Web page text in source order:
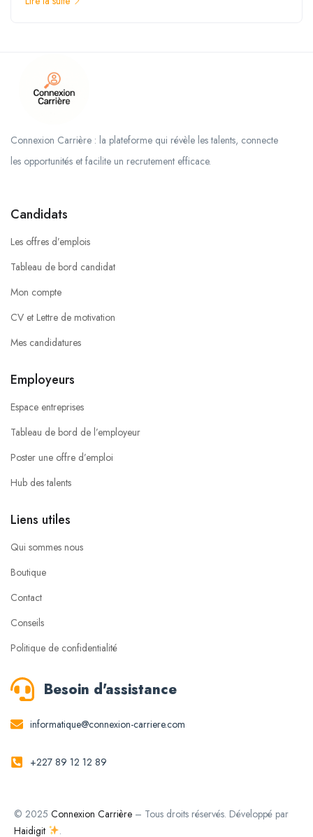
Connexion Carrière : la plateforme qui révèle les talents, connecte
les opportunités et facilite un recrutement efficace.
Candidats
Les offres d’emplois
Tableau de bord candidat
Mon compte
CV et Lettre de motivation
Mes candidatures
Employeurs
Espace entreprises
Tableau de bord de l’employeur
Poster une offre d’emploi
Hub des talents
Liens utiles
Qui sommes nous
Boutique
Contact
Conseils
Politique de confidentialité
Besoin d'assistance
informatique@connexion-carriere.com
+227 89 12 12 89
© 2025 Connexion Carrière – Tous droits réservés. Développé par
Haidigit
.